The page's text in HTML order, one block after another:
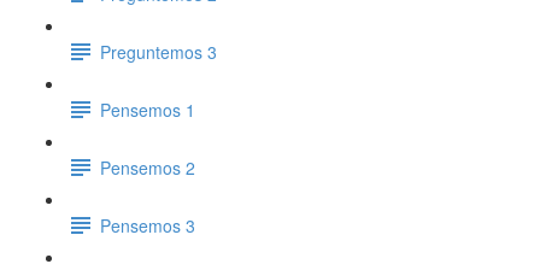
Preguntemos 3
Pensemos 1
Pensemos 2
Pensemos 3